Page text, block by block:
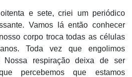
e sete, criei um periódico
Vamos lá então conhecer
corpo troca todas as células
Toda vez que engolimos
Nossa respiração deixa de ser
percebemos que estamos